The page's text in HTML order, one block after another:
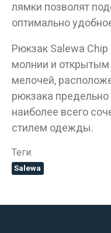
лямки позволят
оптимально
Рюкзак Salewa
молнии и
мелочей,
рюкзака предельно
наиболее всего
стилем одежды.
Теги:
Salewa